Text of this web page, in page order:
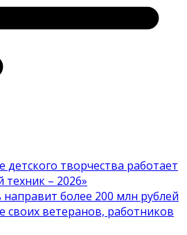
детского творчества работает
– 2026»
направит более 200 млн рублей
своих ветеранов, работников